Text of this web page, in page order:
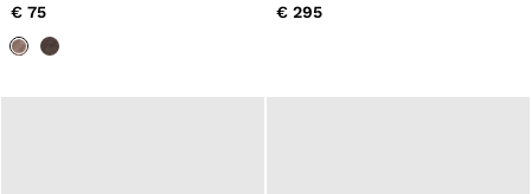
€ 75
€ 295